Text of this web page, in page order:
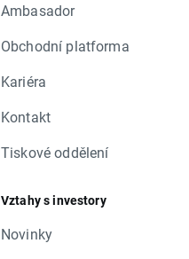
Ambasador
Obchodní platforma
Kariéra
Kontakt
Tiskové oddělení
Vztahy s investory
Novinky